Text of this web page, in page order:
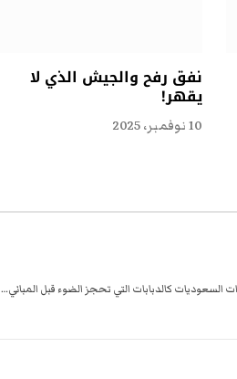
نفق رفح والجيش الذي لا
يقهر!
10 نوفمبر، 2025
السعوديات كالدبابات التي تحجز الضوء قبل المباني…